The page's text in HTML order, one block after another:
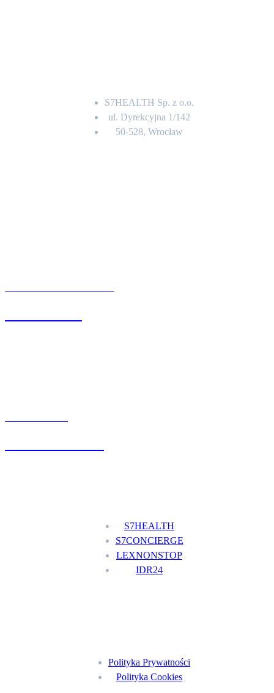
S7HEALTH Sp. z o.o.
ul. Dyrekcyjna 1/142
50-528, Wrocław
S7HEALTH
S7CONCIERGE
LEXNONSTOP
IDR24
Polityka Prywatności
Polityka Cookies